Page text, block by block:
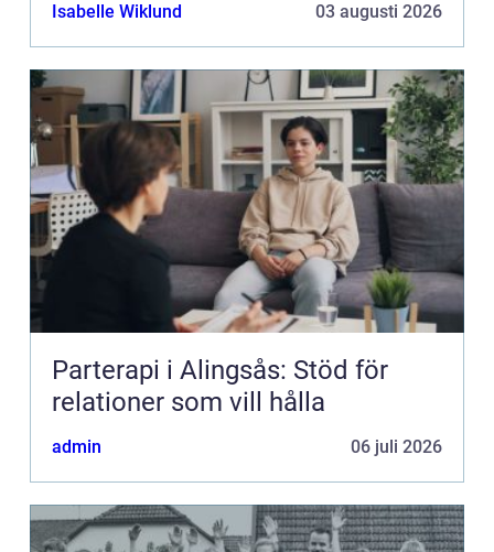
Isabelle Wiklund 03 augusti 2026
Parterapi i Alingsås: Stöd för
relationer som vill hålla
admin 06 juli 2026